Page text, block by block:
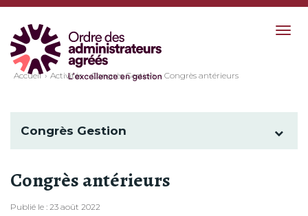
Accueil Activités Congrès Gestion Congrès antérieurs
Congrès Gestion
Congrès antérieurs
Publié le : 23 août 2022